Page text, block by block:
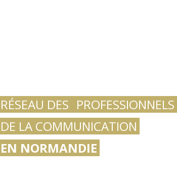
RÉSEAU DES PROFESSIONNELS
DE LA COMMUNICATION
EN NORMANDIE